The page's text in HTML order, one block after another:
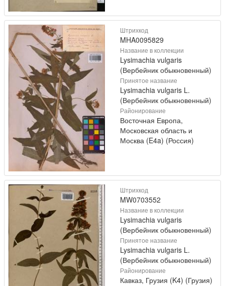
Штрихкод
MHA0095829
Название в коллекции
Lysimachia vulgaris
(Вербейник обыкновенный)
Принятое название
Lysimachia vulgaris L.
(Вербейник обыкновенный)
Районирование
Восточная Европа,
Московская область и
Москва (E4a) (Россия)
Штрихкод
MW0703552
Название в коллекции
Lysimachia vulgaris
(Вербейник обыкновенный)
Принятое название
Lysimachia vulgaris L.
(Вербейник обыкновенный)
Районирование
Кавказ, Грузия (K4) (Грузия)